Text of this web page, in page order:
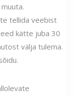
tellida veebist
kätte juba 30
välja tulema.